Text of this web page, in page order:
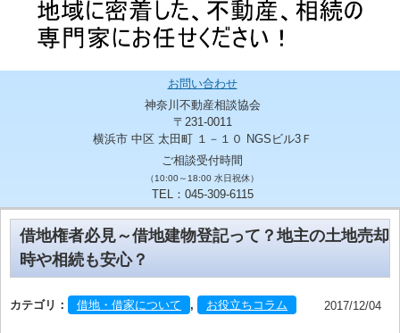
お問い合わせ
神奈川不動産相談協会
〒231-0011
横浜市 中区 太田町 １－１０ NGSビル3Ｆ
ご相談受付時間
（10:00～18:00 水日祝休）
TEL：045-309-6115
借地権者必見～借地建物登記って？地主の土地売却
時や相続も安心？
カテゴリ： 借地・借家について , お役立ちコラム 2017/12/04